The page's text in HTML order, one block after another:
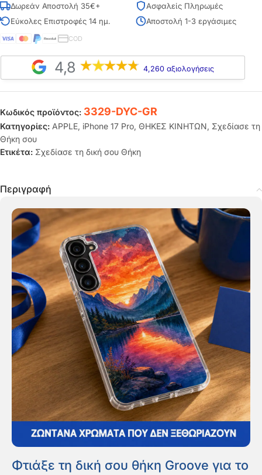
Δωρεάν Αποστολή 35€+
Ασφαλείς Πληρωμές
Εύκολες Επιστροφές 14 ημ.
Αποστολή 1-3 εργάσιμες
COD
4,8 4,260 αξιολογήσεις
Κωδικός προϊόντος: 3329-DYC-GR
Κατηγορίες: APPLE, iPhone 17 Pro, ΘΗΚΕΣ ΚΙΝΗΤΩΝ, Σχεδίασε τη
Θήκη σου
Ετικέτα: Σχεδίασε τη δική σου Θήκη
Περιγραφή
Φτιάξε τη δική σου θήκη Groove για το